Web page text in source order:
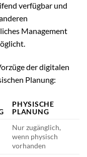
verfügbar und
Management
der digitalen
Planung:
PHYSISCHE
PLANUNG
Nur zugänglich,
wenn physisch
vorhanden